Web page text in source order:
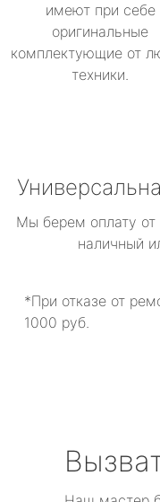
имеют при себе
оригинальные
комплектующие от
техники.
Мы берем оплату
наличный
*При отказе от
1000 руб.